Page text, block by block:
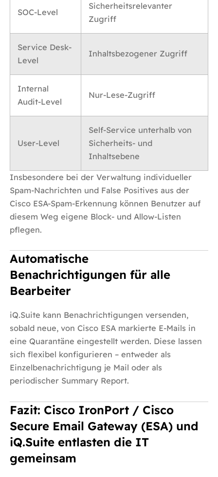
SOC-Level
Sicherheitsrelevanter
Zugriff
Service Desk-
Level
Inhaltsbezogener Zugriff
Internal
Audit-Level
Nur-Lese-Zugriff
User-Level
Self-Service unterhalb von
Sicherheits- und
Inhaltsebene
Insbesondere bei der Verwaltung individueller
Spam-Nachrichten und False Positives aus der
Cisco ESA-Spam-Erkennung können Benutzer auf
diesem Weg eigene Block- und Allow-Listen
pflegen.
Automatische
Benachrichtigungen für alle
Bearbeiter
iQ.Suite kann Benachrichtigungen versenden,
sobald neue, von Cisco ESA markierte E-Mails in
eine Quarantäne eingestellt werden. Diese lassen
sich flexibel konfigurieren – entweder als
Einzelbenachrichtigung je Mail oder als
periodischer Summary Report.
Fazit: Cisco IronPort / Cisco
Secure Email Gateway (ESA) und
iQ.Suite entlasten die IT
gemeinsam